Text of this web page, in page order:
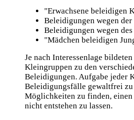
"Erwachsene beleidigen
Beleidigungen wegen
Beleidigungen wegen
"Mädchen beleidigen
Je nach Interessenlage
Kleingruppen zu den
Beleidigungen. Aufgabe jeder
Beleidigungsfälle gewaltfrei
Möglichkeiten zu finden,
nicht entstehen zu lassen.